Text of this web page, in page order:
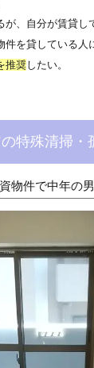
が、自分が賃貸し
件を貸している人
推奨したい。
特殊清掃・
物件で中年の